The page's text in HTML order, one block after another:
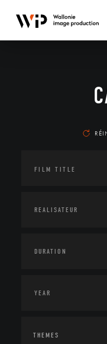
THEMES